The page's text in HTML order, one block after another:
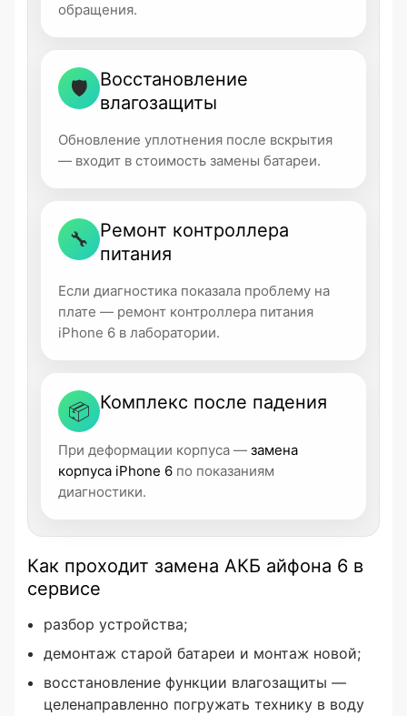
обращения.
🛡
Восстановление
влагозащиты
Обновление уплотнения после вскрытия
— входит в стоимость замены батареи.
🔧
Ремонт контроллера
питания
Если диагностика показала проблему на
плате — ремонт контроллера питания
iPhone 6 в лаборатории.
📦 Комплекс после падения
При деформации корпуса — замена
корпуса iPhone 6 по показаниям
диагностики.
Как проходит замена АКБ айфона 6 в
сервисе
разбор устройства;
демонтаж старой батареи и монтаж новой;
восстановление функции влагозащиты —
целенаправленно погружать технику в воду